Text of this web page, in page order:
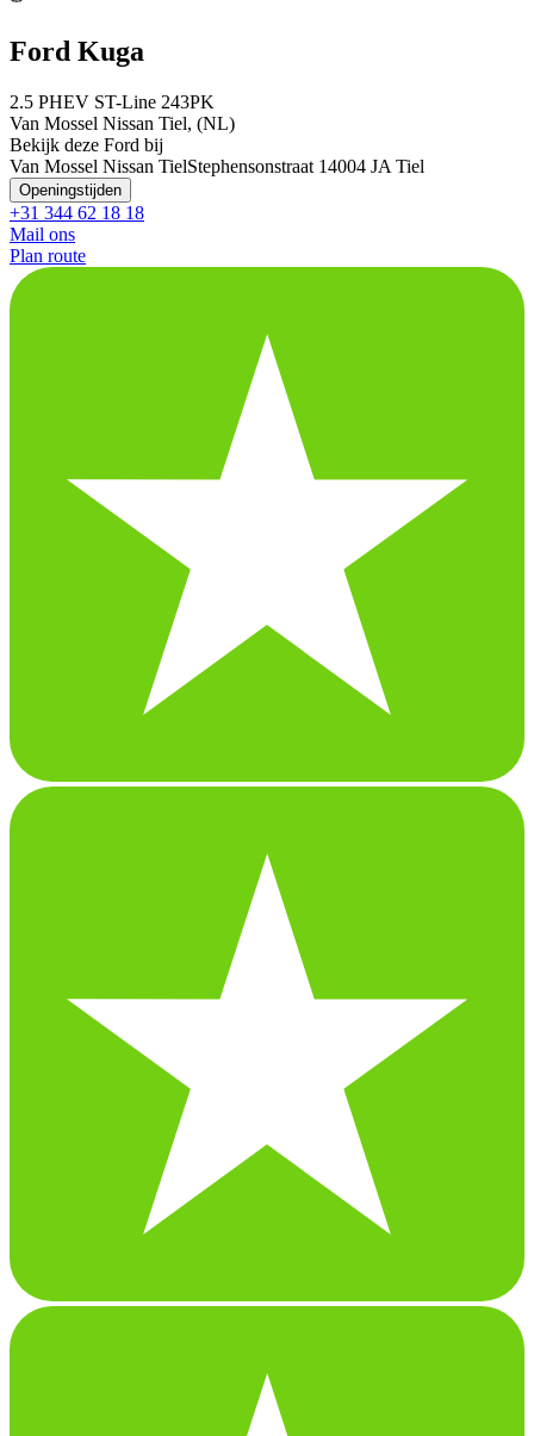
Ford Kuga
2.5 PHEV ST-Line 243PK
Van Mossel Nissan Tiel, (NL)
Bekijk deze Ford bij
Van Mossel Nissan TielStephensonstraat 14004 JA Tiel
Openingstijden
+31 344 62 18 18
Mail ons
Plan route